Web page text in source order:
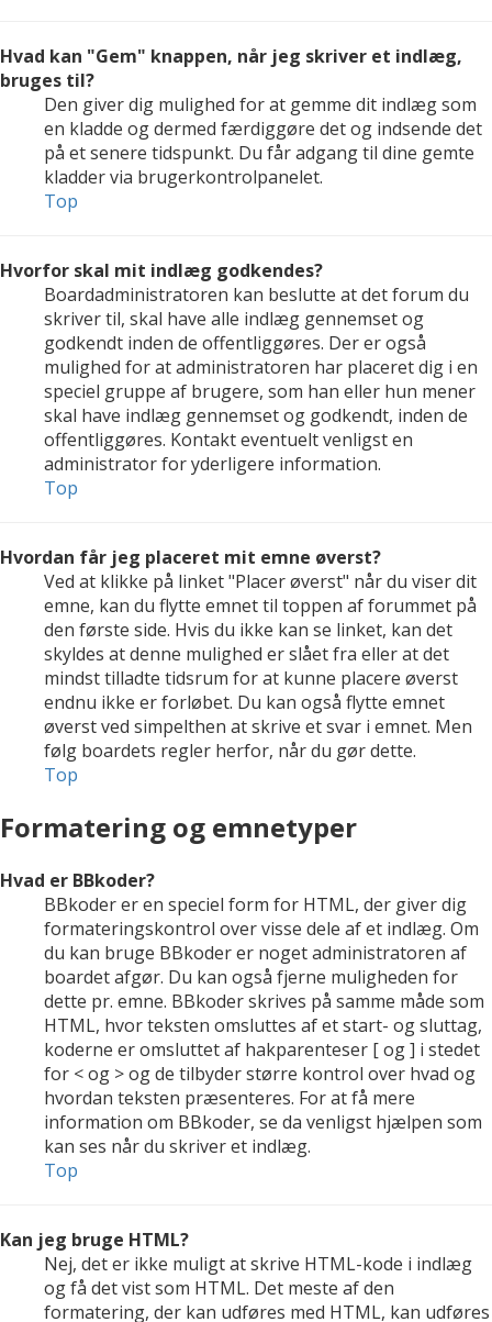
Hvad kan "Gem" knappen, når jeg skriver et indlæg,
bruges til?
Den giver dig mulighed for at gemme dit indlæg som
en kladde og dermed færdiggøre det og indsende det
på et senere tidspunkt. Du får adgang til dine gemte
kladder via brugerkontrolpanelet.
Top
Hvorfor skal mit indlæg godkendes?
Boardadministratoren kan beslutte at det forum du
skriver til, skal have alle indlæg gennemset og
godkendt inden de offentliggøres. Der er også
mulighed for at administratoren har placeret dig i en
speciel gruppe af brugere, som han eller hun mener
skal have indlæg gennemset og godkendt, inden de
offentliggøres. Kontakt eventuelt venligst en
administrator for yderligere information.
Top
Hvordan får jeg placeret mit emne øverst?
Ved at klikke på linket "Placer øverst" når du viser dit
emne, kan du flytte emnet til toppen af forummet på
den første side. Hvis du ikke kan se linket, kan det
skyldes at denne mulighed er slået fra eller at det
mindst tilladte tidsrum for at kunne placere øverst
endnu ikke er forløbet. Du kan også flytte emnet
øverst ved simpelthen at skrive et svar i emnet. Men
følg boardets regler herfor, når du gør dette.
Top
Formatering og emnetyper
Hvad er BBkoder?
BBkoder er en speciel form for HTML, der giver dig
formateringskontrol over visse dele af et indlæg. Om
du kan bruge BBkoder er noget administratoren af
boardet afgør. Du kan også fjerne muligheden for
dette pr. emne. BBkoder skrives på samme måde som
HTML, hvor teksten omsluttes af et start- og sluttag,
koderne er omsluttet af hakparenteser [ og ] i stedet
for < og > og de tilbyder større kontrol over hvad og
hvordan teksten præsenteres. For at få mere
information om BBkoder, se da venligst hjælpen som
kan ses når du skriver et indlæg.
Top
Kan jeg bruge HTML?
Nej, det er ikke muligt at skrive HTML-kode i indlæg
og få det vist som HTML. Det meste af den
formatering, der kan udføres med HTML, kan udføres